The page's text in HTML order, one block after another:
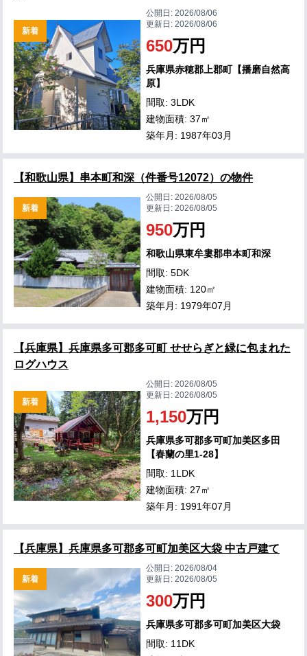
新着
公開日:2026/08/06
更新日:2026/08/06
650万円
兵庫県赤穂郡上郡町【播磨自然高
原】
間取: 3LDK
建物面積: 37㎡
築年月: 1987年03月
【和歌山県】串本町和深（件番号12072）の物件
新着
公開日:2026/08/05
更新日:2026/08/05
950万円
和歌山県東牟婁郡串本町和深
間取: 5DK
建物面積: 120㎡
築年月: 1979年07月
【兵庫県】兵庫県多可郡多可町 せせらぎと緑に包まれた
ログハウス
新着
公開日:2026/08/05
更新日:2026/08/05
1,150万円
兵庫県多可郡多可町加美区多田
【春蘭の里1-28】
間取: 1LDK
建物面積: 27㎡
築年月: 1991年07月
【兵庫県】兵庫県多可郡多可町加美区大袋 中古戸建て
新着
公開日:2026/08/04
更新日:2026/08/05
300万円
兵庫県多可郡多可町加美区大袋
間取: 11DK